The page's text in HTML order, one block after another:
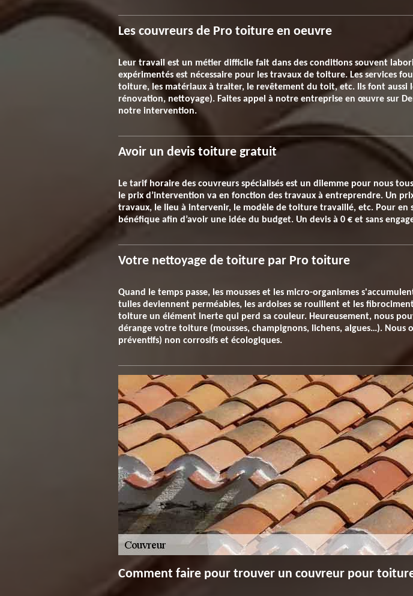
Les couvreurs de Pro toiture en oeuvre
Leur travail est un métier difficile fait dans des conditions souvent
expérimentés est nécessaire pour les travaux de toiture. Les services
toiture, les matériaux à traiter, le revêtement du toit, etc. Ils font
rénovation, nettoyage). Faites appel à notre entreprise en œuvre sur
notre intervention.
Avoir un devis toiture gratuit
Le tarif horaire des couvreurs spécialisés est un dilemme pour nous
le prix d’intervention va en fonction des travaux à entreprendre. Un
travaux, le lieu à intervenir, le modèle de toiture travaillé, etc. Pour en
bénéfique afin d’avoir une idée du budget. Un devis à 0 € et sans
Votre nettoyage de toiture par Pro toiture
Quand le temps passe, les mousses et les micro-organismes
tuiles deviennent perméables, les ardoises se rouillent et les
toiture un élément inerte qui perd sa couleur. Heureusement, nous
dérange votre toiture (mousses, champignons, lichens, algues…).
préventifs) non corrosifs et écologiques.
Comment faire pour trouver un couvreur pour